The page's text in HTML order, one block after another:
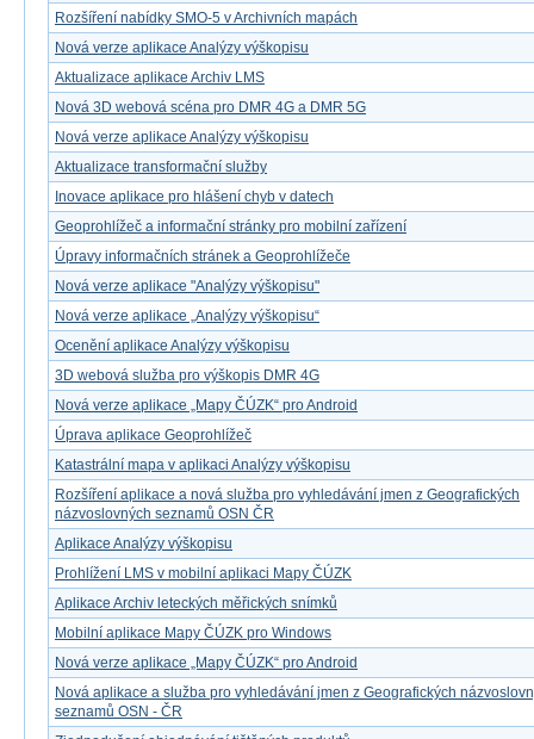
Rozšíření nabídky SMO-5 v Archivních mapách
Nová verze aplikace Analýzy výškopisu
Aktualizace aplikace Archiv LMS
Nová 3D webová scéna pro DMR 4G a DMR 5G
Nová verze aplikace Analýzy výškopisu
Aktualizace transformační služby
Inovace aplikace pro hlášení chyb v datech
Geoprohlížeč a informační stránky pro mobilní zařízení
Úpravy informačních stránek a Geoprohlížeče
Nová verze aplikace "Analýzy výškopisu"
Nová verze aplikace „Analýzy výškopisu“
Ocenění aplikace Analýzy výškopisu
3D webová služba pro výškopis DMR 4G
Nová verze aplikace „Mapy ČÚZK“ pro Android
Úprava aplikace Geoprohlížeč
Katastrální mapa v aplikaci Analýzy výškopisu
Rozšíření aplikace a nová služba pro vyhledávání jmen z Geografických
názvoslovných seznamů OSN ČR
Aplikace Analýzy výškopisu
Prohlížení LMS v mobilní aplikaci Mapy ČÚZK
Aplikace Archiv leteckých měřických snímků
Mobilní aplikace Mapy ČÚZK pro Windows
Nová verze aplikace „Mapy ČÚZK“ pro Android
Nová aplikace a služba pro vyhledávání jmen z Geografických
seznamů OSN - ČR